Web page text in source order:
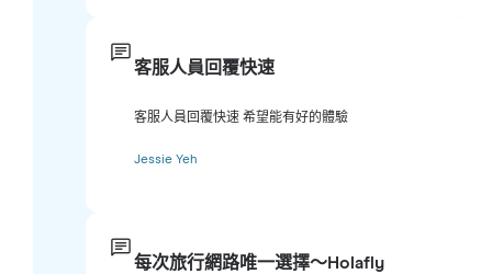
客服人員回覆快速
客服人員回覆快速 希望能有好的體驗
Jessie Yeh
每次旅行網路唯一選擇～Holafly